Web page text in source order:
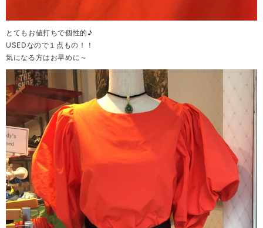
とてもお値打ちで個性的♪
USEDなので１点もの！！
気になる方はお早めに～